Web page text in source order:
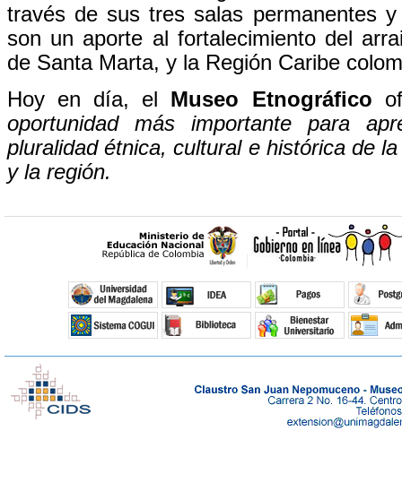
través de sus tres salas permanentes
son un aporte al fortalecimiento del
de Santa Marta, y la Región Caribe
Hoy en día, el Museo Etnográfico
oportunidad más importante para
pluralidad étnica, cultural e histórica de
y la región.